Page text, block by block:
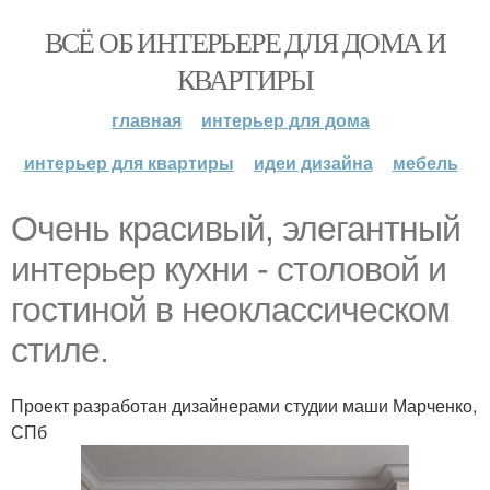
ВСЁ ОБ ИНТЕРЬЕРЕ ДЛЯ ДОМА И
КВАРТИРЫ
главная
интерьер для дома
интерьер для квартиры
идеи дизайна мебель
Очень красивый, элегантный
интерьер кухни - столовой и
гостиной в неоклассическом
стиле.
Проект разработан дизайнерами студии маши Марченко,
СПб